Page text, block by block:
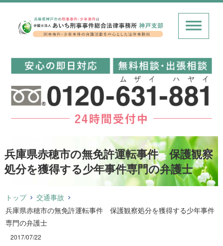
兵庫県赤穂市の無免許運転事件 保護観察
処分を獲得する少年事件専門の弁護士
トップ
交通事故
兵庫県赤穂市の無免許運転事件 保護観察処分を獲得する少年事件
専門の弁護士
2017/07/22